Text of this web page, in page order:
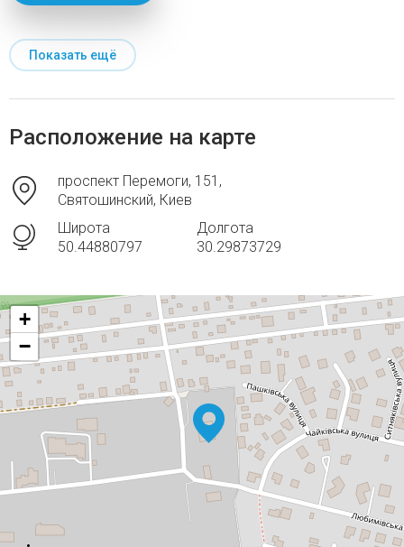
Показать ещё
Расположение на карте
проспект Перемоги, 151,
Святошинский, Киев
Широта
50.44880797
Долгота
30.29873729
+
−